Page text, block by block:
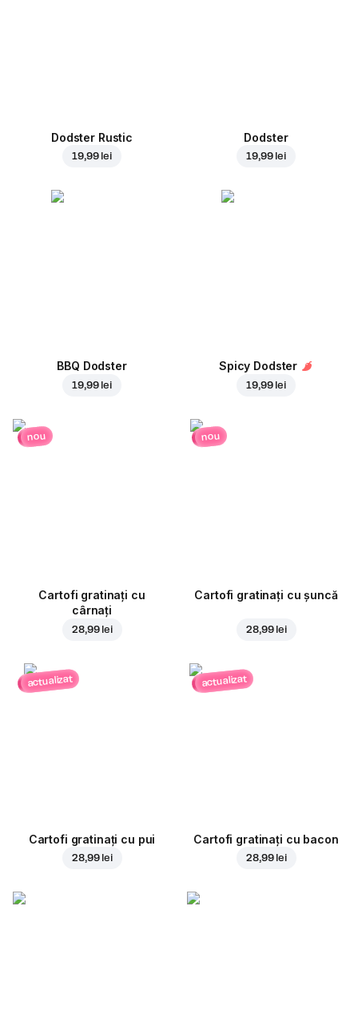
Dodster Rustic
19,99 lei
Dodster
19,99 lei
BBQ Dodster
19,99 lei
Spicy Dodster
19,99 lei
nou
Cartofi gratinați cu
cârnați
28,99 lei
nou
Cartofi gratinați cu șuncă
28,99 lei
actualizat
Cartofi gratinați cu pui
28,99 lei
actualizat
Cartofi gratinați cu bacon
28,99 lei